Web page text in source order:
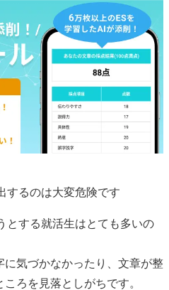
するのは大変危険です
とする就活生はとても多いの
に気づかなかったり、文章が整
ろを見落としがちです。